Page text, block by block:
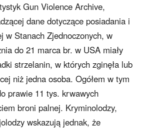
Gun Violence Archive,
dane dotyczące posiadania i
w Stanach Zjednoczonych, w
do 21 marca br. w USA miały
strzelanin, w których zginęła lub
niż jedna osoba. Ogółem w tym
prawie 11 tys. krwawych
broni palnej. Kryminolodzy,
wskazują jednak, że